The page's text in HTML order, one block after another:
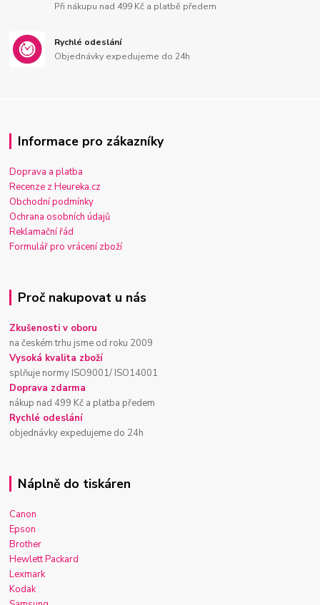
Při nákupu nad 499 Kč a platbě předem
Rychlé odeslání
Objednávky expedujeme do 24h
Informace pro zákazníky
Doprava a platba
Recenze z Heureka.cz
Obchodní podmínky
Ochrana osobních údajů
Reklamační řád
Formulář pro vrácení zboží
Proč nakupovat u nás
Zkušenosti v oboru
na českém trhu jsme od roku 2009
Vysoká kvalita zboží
splňuje normy ISO9001/ ISO14001
Doprava zdarma
nákup nad 499 Kč a platba předem
Rychlé odeslání
objednávky expedujeme do 24h
Náplně do tiskáren
Canon
Epson
Brother
Hewlett Packard
Lexmark
Kodak